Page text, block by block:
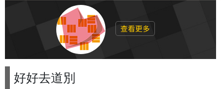
查看更多
好好去道別